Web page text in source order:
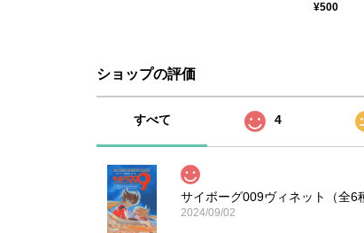
¥500
ショップの評価
すべて 4
サイボーグ009ヴィネット（全6
2024/09/02